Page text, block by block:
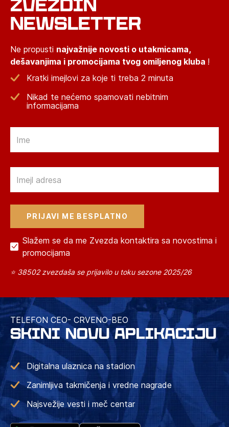
ZVEZDIN
NEWSLETTER
Ne propusti najvažnije novosti o utakmicama,
dešavanjima i promocijama tvog omiljenog kluba !
Kratki imejlovi za koje ti treba 2 minuta
Nikad te nećemo spamovati nebitnim
informacijama
Slažem se da me Zvezda kontaktira sa novostima i
promocijama
⭐ 38502 zvezdaša se prijavilo u toku sezone 2025/26
TELEFON CEO- CRVENO-BEO
SKINI NOVU APLIKACIJU
Digitalna ulaznica na stadion
Zanimljiva takmičenja i vredne nagrade
Najsvežije vesti i meč centar